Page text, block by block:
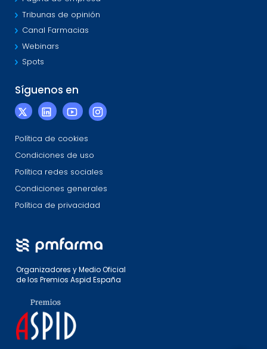
Tribunas de opinión
Canal Farmacias
Webinars
Spots
Síguenos en
Política de cookies
Condiciones de uso
Política redes sociales
Condiciones generales
Política de privacidad
Organizadores y Medio Oficial
de los Premios Aspid España